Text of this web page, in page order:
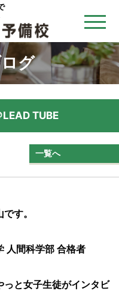
グ
TUBE
一覧へ
す。
人間科学部 合格者
と女子生徒がインタビ